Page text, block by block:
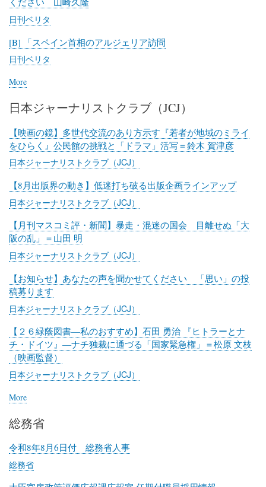
日刊ベリタ
[B] 「スペイン首相のアルジェリア訪問
日刊ベリタ
More
日
ベ
リ
日本ジャーナリストクラブ（JCJ）
【映画の鏡】多世代交流のあり方示す『若者が地域のミライ
をひらく』公民館の挑戦と「ドラマ」活写＝鈴木 賀津彦
日本ジャーナリストクラブ（JCJ）
【8月出版界の動き】低迷打ち破る出版企画ラインアップ
日本ジャーナリストクラブ（JCJ）
【月刊マスコミ評・新聞】暴走・混迷の国会 目離せぬ「大
阪の乱」＝山田 明
日本ジャーナリストクラブ（JCJ）
【お知らせ】あなたの声を聞かせてください 「思い」の投
稿募ります
日本ジャーナリストクラブ（JCJ）
【２６緑蔭図書―私のおすすめ】石田 勇治 『ヒトラーとナ
チ・ドイツ』―ナチ独裁に通づる「国家緊急権」＝松原 文枝
（映画監督）
日本ジャーナリストクラブ（JCJ）
More
日
ジ
ャ
ー
ナ
総務省
令和8年8月6日付 総務省人事
総務省